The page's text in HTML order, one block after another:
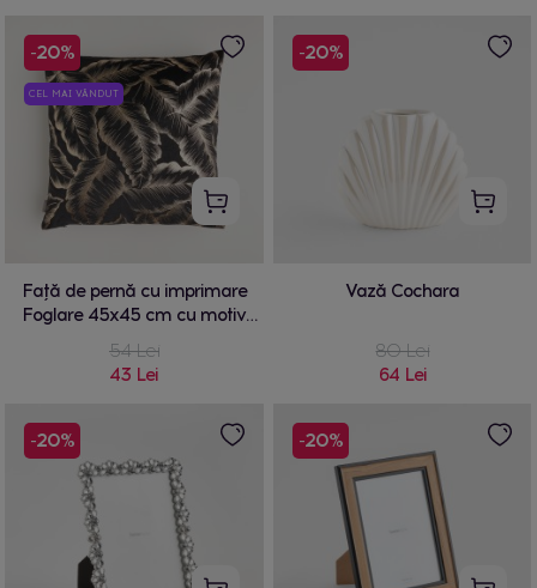
-20%
CEL MAI VÂNDUT
Față de pernă cu imprimare
Foglare 45x45 cm cu motiv
frunză
54 Lei
43 Lei
-20%
Vază Cochara
80 Lei
64 Lei
-20% -20%